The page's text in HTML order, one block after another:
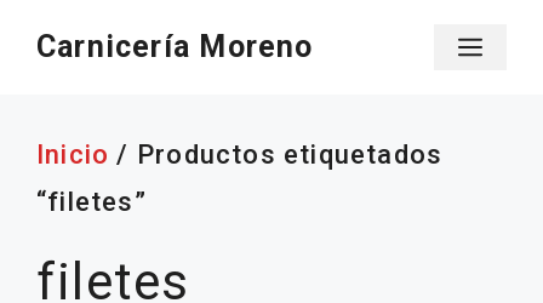
Carnicería Moreno
Inicio / Productos etiquetados
“filetes”
filetes